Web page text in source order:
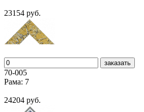
23154 руб.
заказать
70-005
Рама: 7
24204 руб.